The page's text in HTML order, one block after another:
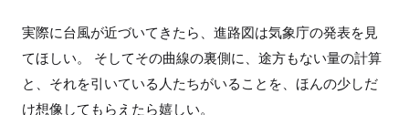
実際に台風が近づいてきたら、進路図は気象庁の発表を見
てほしい。 そしてその曲線の裏側に、途方もない量の計算
と、それを引いている人たちがいることを、ほんの少しだ
け想像してもらえたら嬉しい。